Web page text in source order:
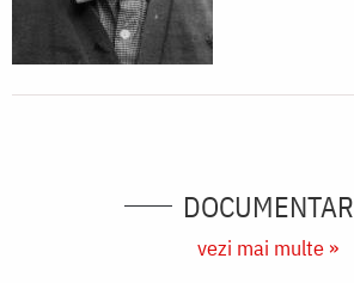
DOCUMENTAR
vezi mai multe »